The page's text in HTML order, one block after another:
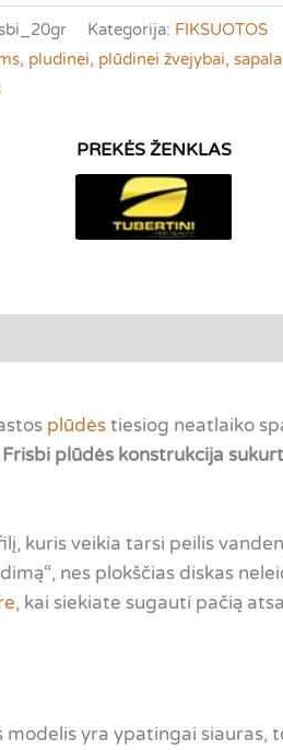
Kategorija: FIKSUOTOS
, pludinei plūdinei žvejybai
plūdėstiesiog neatlaiko
Frisbi plūdės konstrukcija
kuris veikia tarsi peilis
nes plokščias diskas
, kai siekiate sugauti pačią
yra ypatingai siauras,